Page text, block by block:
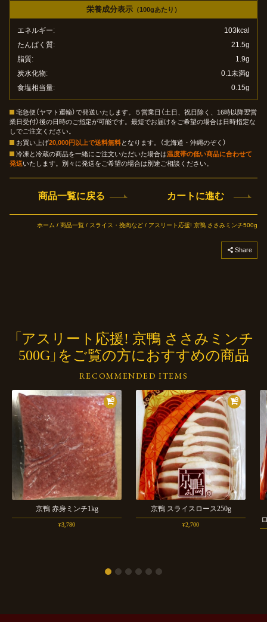
栄養成分表示 （100gあたり）
エネルギー
103kcal
たんぱく質
21.5g
脂質
1.9g
炭水化物
0.1未満g
食塩相当量
0.15g
宅急便（ヤマト運輸）で発送いたします。５営業日（土日、祝日除く、16時以降翌営
業日受付）後の日時のご指定が可能です。最短でお届けをご希望の場合は日時指定な
しでご注文ください。
お買い上げ20,000円以上で送料無料となります。（北海道・沖縄のぞく）
冷凍と冷蔵の商品を一緒にご注文いただいた場合は温度帯の低い商品に合わせて
発送いたします。別々に発送をご希望の場合は別途ご相談ください。
商品一覧に戻る カートに進む
ホーム / 商品一覧 / スライス・挽肉など / アスリート応援! 京鴨 ささみミンチ500g
Share
コピーしました
「アスリート応援! 京鴨 ささみミンチ
500G」をご覧の方におすすめの商品
RECOMMENDED ITEMS
京鴨 赤身ミンチ1kg
¥3,780
京鴨 スライスロース250g
¥2,700